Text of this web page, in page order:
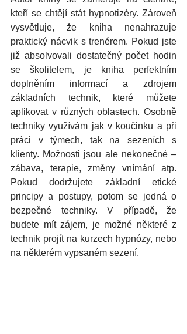
kteří se chtějí stát hypnotizéry. Zároveň
vysvětluje, že kniha nenahrazuje
praktický nácvik s trenérem. Pokud jste
již absolvovali dostatečný počet hodin
se školitelem, je kniha perfektním
doplněním informací a zdrojem
základních technik, které můžete
aplikovat v různých oblastech. Osobně
techniky využívám jak v koučinku a při
práci v týmech, tak na sezeních s
klienty. Možnosti jsou ale nekonečné –
zábava, terapie, změny vnímání atp.
Pokud dodržujete základní etické
principy a postupy, potom se jedná o
bezpečné techniky. V případě, že
budete mít zájem, je možné některé z
technik projít na kurzech hypnózy, nebo
na některém vypsaném sezení.